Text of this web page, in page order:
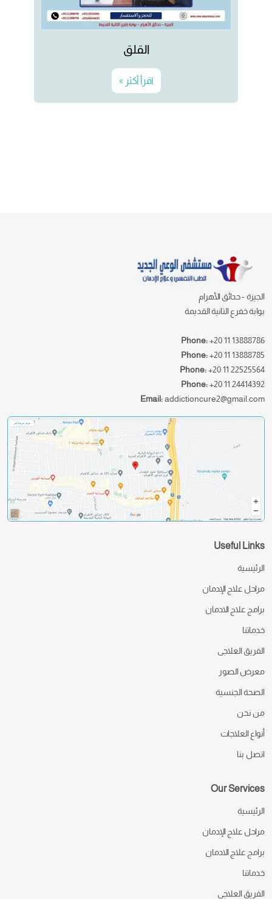
القلق
اقرأ أكثر »
الجيزة - حدائق الأهرام
بوابة خفرع التانية القديمة
Phone:+20 11 13888786
Phone:+20 11 13888785
Phone:+20 11 22525564
Phone:+20 11 24414392
Email:addictioncure2@gmail.com
Useful Links
الرئيسية
مراحل علاج الإدمان
برامج علاج الادمان
خدماتنا
الفريق العلاجى
معرض الصور
الصحة الجنسية
من نحن
أنواع العلاجات
اتصل بنا
Our Services
الرئيسية
مراحل علاج الإدمان
برامج علاج الادمان
خدماتنا
الفريق العلاجى